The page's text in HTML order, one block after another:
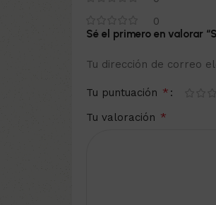
0
Sé el primero en valorar
Tu dirección de correo
Tu puntuación *
Tu valoración *